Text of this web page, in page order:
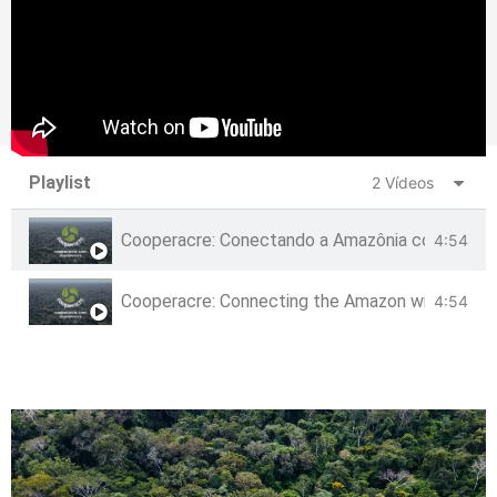
Playlist 2 Vídeos
Cooperacre: Conectando a Amazônia com o
4:54
Cooperacre: Connecting the Amazon with the
4:54